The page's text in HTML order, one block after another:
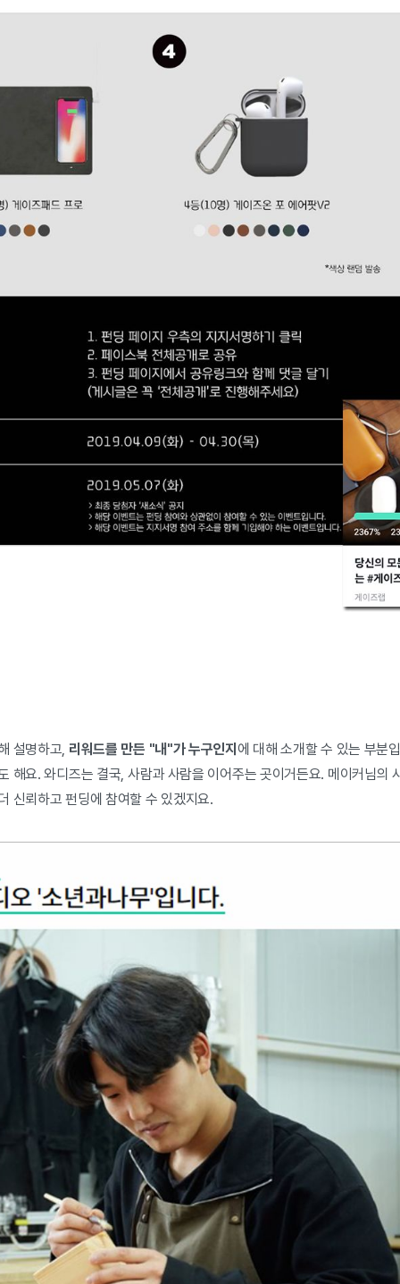
설명하고, 리워드를 만든 "내"가 누구인지 에 대해 소개할 수 있는 부분
해요. 와디즈는 결국, 사람과 사람을 이어주는 곳이거든요. 메이커님의
신뢰하고 펀딩에 참여할 수 있겠지요.